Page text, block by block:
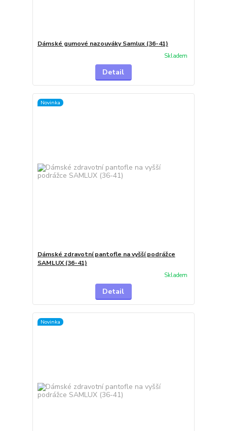
Dámské gumové nazouváky Samlux (36-41)
Skladem
Detail
Novinka
Dámské zdravotní pantofle na vyšší podrážce
SAMLUX (36-41)
Skladem
Detail
Novinka